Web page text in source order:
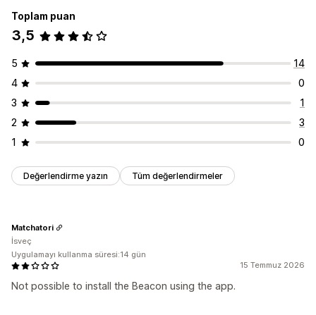
Toplam puan
3,5
5
14
4
0
3
1
2
3
1
0
Değerlendirme yazın Tüm değerlendirmeler
15 Temmuz 2026
Not possible to install the Beacon using the app.
Matchatori
İsveç
Uygulamayı kullanma süresi:14 gün